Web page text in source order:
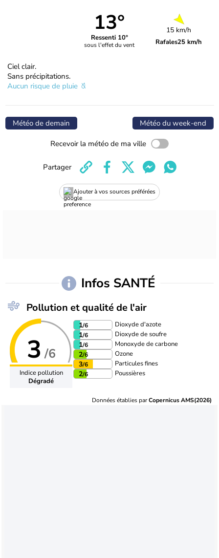
13°
Ressenti 10°
sous l'effet du vent
15 km/h
Rafales25 km/h
Ciel clair.
Sans précipitations.
Aucun risque de pluie
Météo de demain Météo du week-end
Recevoir la météo de ma ville
Ajouter à vos sources préférées
Partager
Infos SANTÉ
Pollution et qualité de l'air
3 /6
Indice pollution
Dégradé
1/6 Dioxyde d'azote
1/6 Dioxyde de soufre
1/6 Monoxyde de carbone
2/6 Ozone
3/6 Particules fines
2/6 Poussières
Données établies parCopernicus AMS(2026)